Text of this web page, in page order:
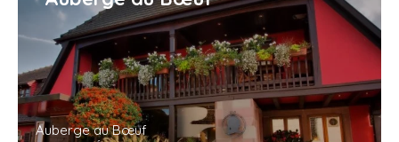
Auberge au Bœuf